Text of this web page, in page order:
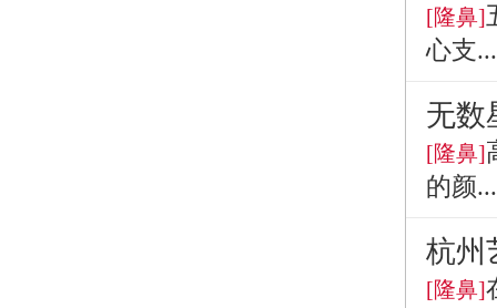
[隆鼻]
心支...
无数
[隆鼻]
的颜...
杭州
[隆鼻]